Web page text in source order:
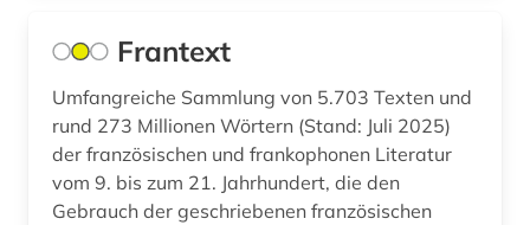
alain (2)
albanien (6)
albanisch (1)
alben (1)
Frantext
Umfangreiche Sammlung von 5.703 Texten und
rund 273 Millionen Wörtern (Stand: Juli 2025)
der französischen und frankophonen Literatur
vom 9. bis zum 21. Jahrhundert, die den
Gebrauch der geschriebenen französischen